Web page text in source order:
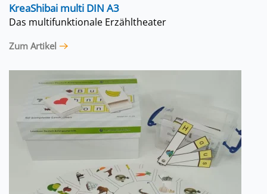
KreaShibai multi DIN A3
Das multifunktionale Erzähltheater
Zum Artikel